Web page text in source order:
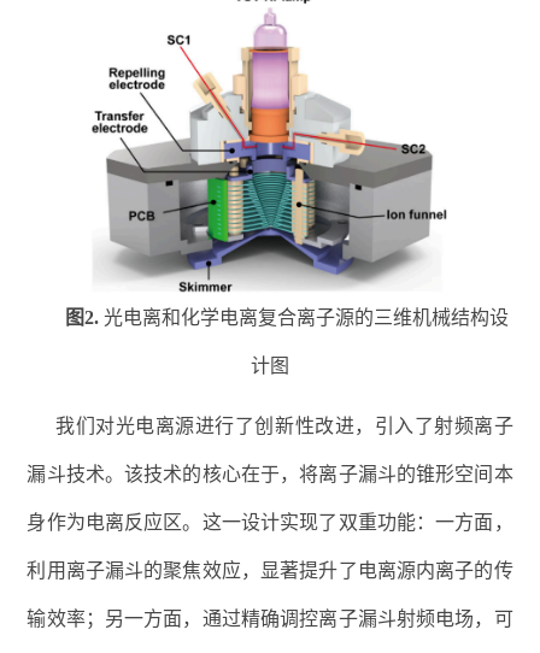
图2. 光电离和化学电离复合离子源的三维机械结构设
计图
我们对光电离源进行了创新性改进，引入了射频离子
漏斗技术。该技术的核心在于，将离子漏斗的锥形空间本
身作为电离反应区。这一设计实现了双重功能：一方面，
利用离子漏斗的聚焦效应，显著提升了电离源内离子的传
输效率；另一方面，通过精确调控离子漏斗射频电场，可